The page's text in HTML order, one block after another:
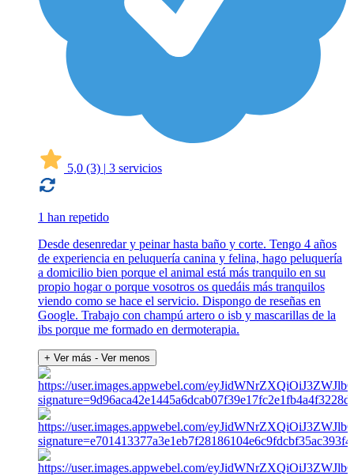
5,0 (3) | 3 servicios
1 han repetido
Desde desenredar y peinar hasta baño y corte. Tengo 4 años
de experiencia en peluquería canina y felina, hago peluquería
a domicilio bien porque el animal está más tranquilo en su
propio hogar o porque vosotros os quedáis más tranquilos
viendo como se hace el servicio. Dispongo de reseñas en
Google. Trabajo con champú artero o isb y mascarillas de la
ibs porque me formado en dermoterapia.
+ Ver más - Ver menos